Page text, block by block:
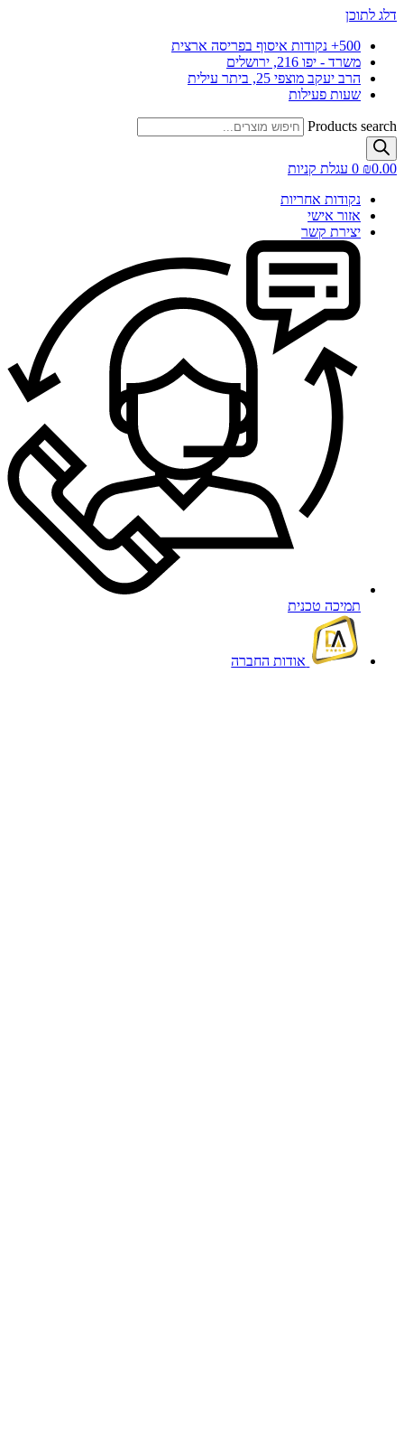
דלג לתוכן
500+ נקודות איסוף בפריסה ארצית
משרד - יפו 216, ירושלים
הרב יעקב מוצפי 25, ביתר עילית
שעות פעילות
Products search
₪0.00
0 עגלת קניות
נקודות אחריות
אזור אישי
יצירת קשר
תמיכה טכנית
אודות החברה